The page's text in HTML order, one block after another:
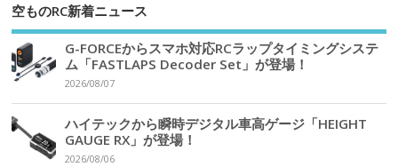
空ものRC新着ニュース
G-FORCEからスマホ対応RCラップタイミングシステ
ム「FASTLAPS Decoder Set」が登場！
2026/08/07
ハイテックから瞬時デジタル車高ゲージ「HEIGHT
GAUGE RX」が登場！
2026/08/06